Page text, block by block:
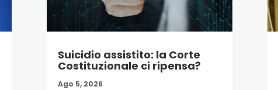
Suicidio assistito: la Corte
Costituzionale ci ripensa?
Ago 5, 2026